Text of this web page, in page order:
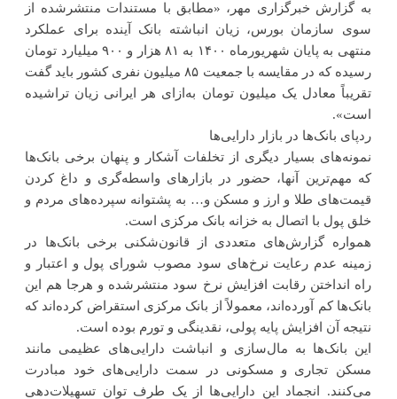
به گزارش خبرگزاری مهر، «مطابق با مستندات منتشرشده از
سوی سازمان بورس، زیان انباشته بانک آینده برای عملکرد
منتهی به پایان شهریورماه ۱۴۰۰ به ۸۱ هزار و ۹۰۰ میلیارد تومان
رسیده که در مقایسه با جمعیت ۸۵ میلیون نفری کشور باید گفت
تقریباً معادل یک میلیون تومان به‌ازای هر ایرانی زیان تراشیده
است».
ردپای بانک‌ها در بازار دارایی‌ها
نمونه‌های بسیار دیگری از تخلفات آشکار و پنهان برخی بانک‌ها
که مهم‌ترین آنها، حضور در بازارهای واسطه‌گری و داغ کردن
قیمت‌های طلا و ارز و مسکن و… به پشتوانه سپرده‌های مردم و
خلق پول با اتصال به خزانه بانک مرکزی است.
همواره گزارش‌های متعددی از قانون‌شکنی برخی بانک‌ها در
زمینه عدم رعایت نرخ‌های سود مصوب شورای پول و اعتبار و
راه انداختن رقابت افزایش نرخ سود منتشرشده و هرجا هم این
بانک‌ها کم آورده‌اند، معمولاً از بانک مرکزی استقراض کرده‌اند که
نتیجه آن افزایش پایه پولی، نقدینگی و تورم بوده است.
این بانک‌ها به مال‌سازی و انباشت دارایی‌های عظیمی مانند
مسکن تجاری و مسکونی در سمت دارایی‌های خود مبادرت
می‌کنند. انجماد این دارایی‌ها از یک ‌طرف توان تسهیلات‌دهی